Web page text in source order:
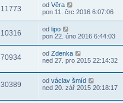
11773 od Věra
pon 11. črc 2016 6:07:06
10316 od lipo
pon 22. úno 2016 6:44:03
70934 od Zdenka
ned 27. pro 2015 22:14:32
30389 od václav šmíd
ned 20. zář 2015 20:18:17